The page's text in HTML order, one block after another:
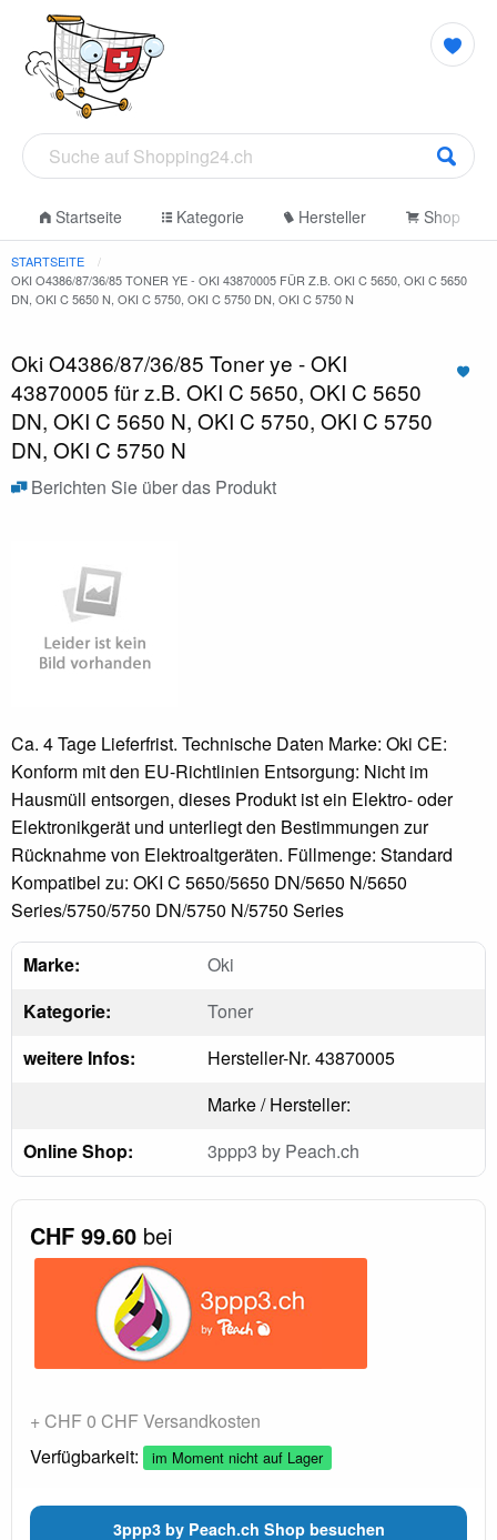
Startseite Kategorie Hersteller Shop
STARTSEITE
OKI O4386/87/36/85 TONER YE - OKI 43870005 FÜR Z.B. OKI C 5650, OKI C 5650
DN, OKI C 5650 N, OKI C 5750, OKI C 5750 DN, OKI C 5750 N
Oki O4386/87/36/85 Toner ye - OKI
43870005 für z.B. OKI C 5650, OKI C 5650
DN, OKI C 5650 N, OKI C 5750, OKI C 5750
DN, OKI C 5750 N
Berichten Sie über das Produkt
Ca. 4 Tage Lieferfrist. Technische Daten Marke: Oki CE:
Konform mit den EU-Richtlinien Entsorgung: Nicht im
Hausmüll entsorgen, dieses Produkt ist ein Elektro- oder
Elektronikgerät und unterliegt den Bestimmungen zur
Rücknahme von Elektroaltgeräten. Füllmenge: Standard
Kompatibel zu: OKI C 5650/5650 DN/5650 N/5650
Series/5750/5750 DN/5750 N/5750 Series
Marke:
Oki
Kategorie:
Toner
weitere Infos:
Hersteller-Nr. 43870005
Marke / Hersteller:
Online Shop:
3ppp3 by Peach.ch
CHF 99.60 bei
+ CHF 0 CHF Versandkosten
Verfügbarkeit:
im Moment nicht auf Lager
3ppp3 by Peach.ch Shop besuchen